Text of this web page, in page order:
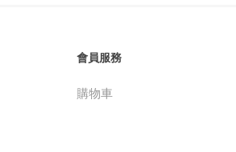
會員服務
購物車